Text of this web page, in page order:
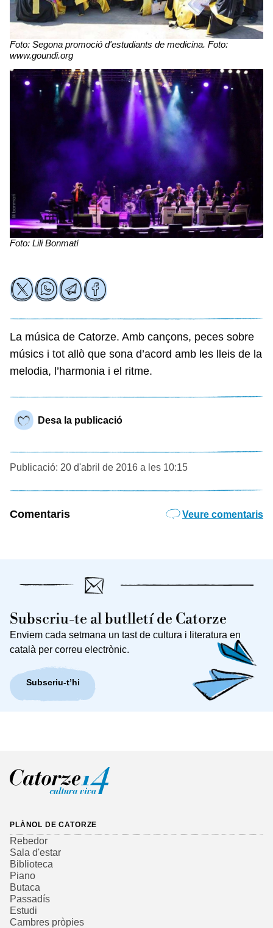
Foto: Segona promoció d'estudiants de medicina. Foto:
www.goundi.org
Foto: Lili Bonmatí
La música de Catorze. Amb cançons, peces sobre
músics i tot allò que sona d’acord amb les lleis de la
melodia, l’harmonia i el ritme.
Desa la publicació
Publicació: 20 d'abril de 2016 a les 10:15
Comentaris Veure comentaris
Subscriu-te al butlletí de Catorze
Enviem cada setmana un tast de cultura i literatura en
català per correu electrònic.
Subscriu-t’hi
PLÀNOL DE CATORZE
Rebedor
Sala d'estar
Biblioteca
Piano
Butaca
Passadís
Estudi
Cambres pròpies